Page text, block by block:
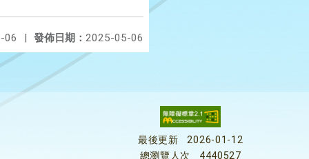
發佈日期： 2025-05-06
06 |
最後更新
2026-01-12
總瀏覽人次
4440527